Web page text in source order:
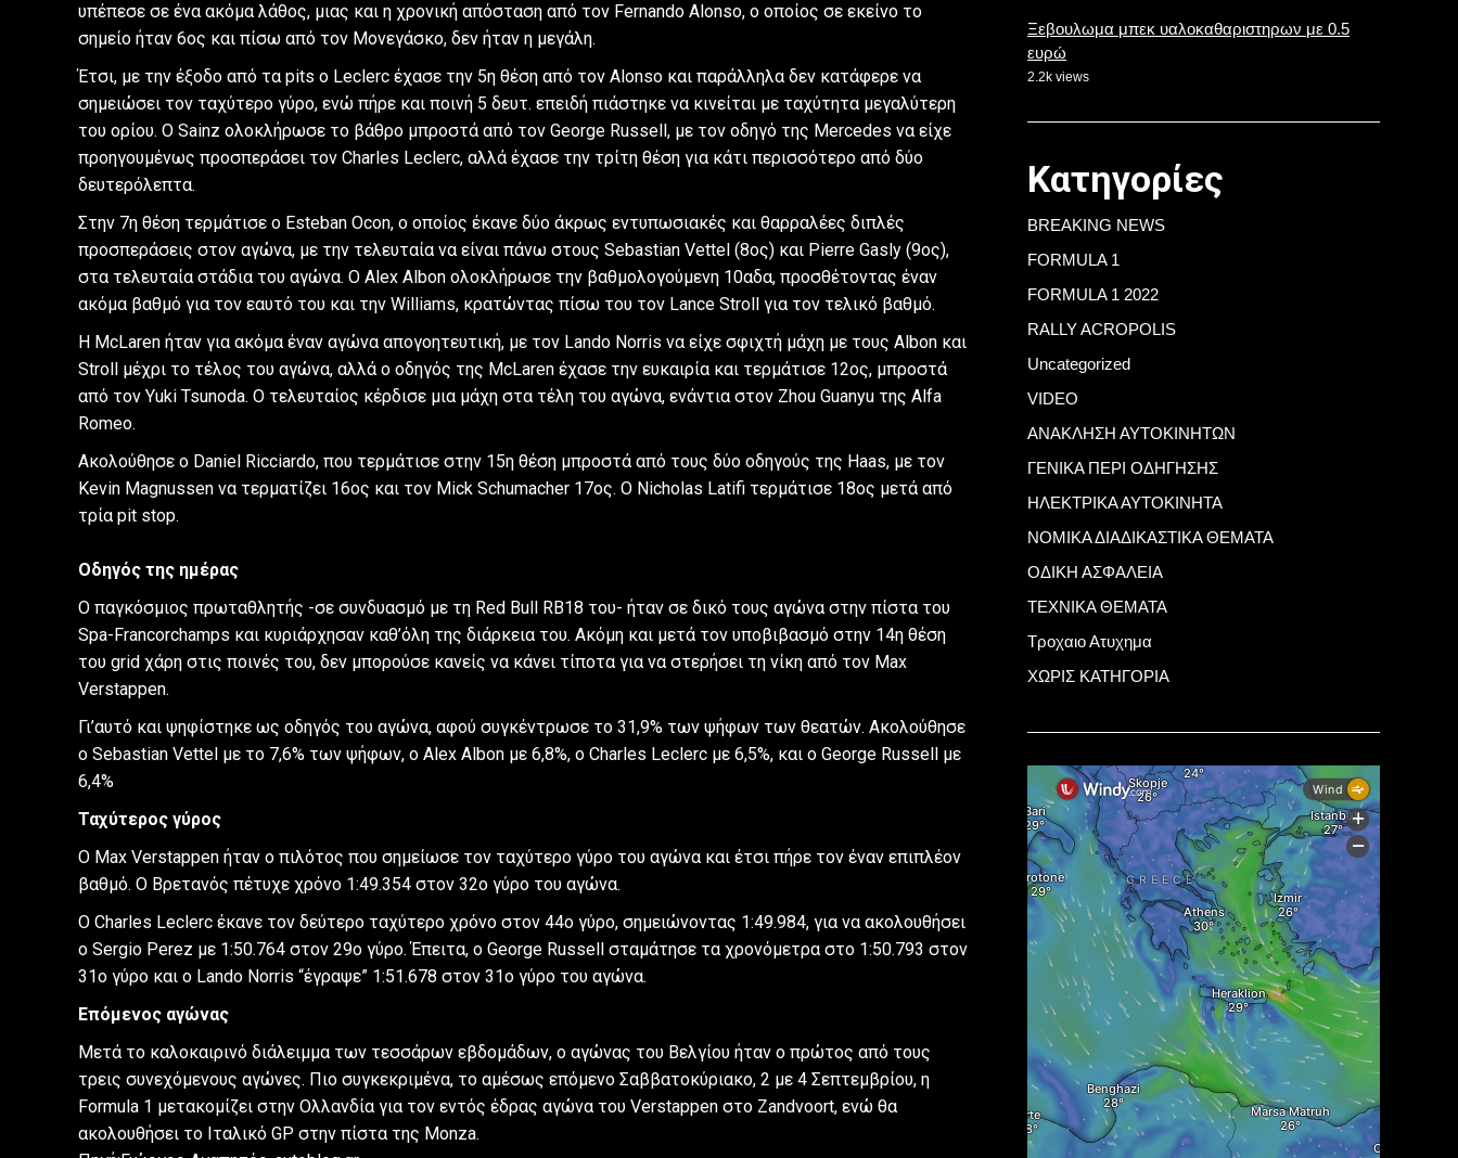
υπέπεσε σε ένα ακόμα λάθος, μιας και η χρονική απόσταση από τον Fernando Alonso, ο οποίος σε εκείνο το
σημείο ήταν 6ος και πίσω από τον Μονεγάσκο, δεν ήταν η μεγάλη.
Έτσι, με την έξοδο από τα pits ο Leclerc έχασε την 5η θέση από τον Alonso και παράλληλα δεν κατάφερε να
σημειώσει τον ταχύτερο γύρο, ενώ πήρε και ποινή 5 δευτ. επειδή πιάστηκε να κινείται με ταχύτητα μεγαλύτερη
του ορίου. Ο Sainz ολοκλήρωσε το βάθρο μπροστά από τον George Russell, με τον οδηγό της Mercedes να είχε
προηγουμένως προσπεράσει τον Charles Leclerc, αλλά έχασε την τρίτη θέση για κάτι περισσότερο από δύο
δευτερόλεπτα.
Στην 7η θέση τερμάτισε ο Esteban Ocon, ο οποίος έκανε δύο άκρως εντυπωσιακές και θαρραλέες διπλές
προσπεράσεις στον αγώνα, με την τελευταία να είναι πάνω στους Sebastian Vettel (8ος) και Pierre Gasly (9ος),
στα τελευταία στάδια του αγώνα. Ο Alex Albon ολοκλήρωσε την βαθμολογούμενη 10αδα, προσθέτοντας έναν
ακόμα βαθμό για τον εαυτό του και την Williams, κρατώντας πίσω του τον Lance Stroll για τον τελικό βαθμό.
Η McLaren ήταν για ακόμα έναν αγώνα απογοητευτική, με τον Lando Norris να είχε σφιχτή μάχη με τους Albon και
Stroll μέχρι το τέλος του αγώνα, αλλά ο οδηγός της McLaren έχασε την ευκαιρία και τερμάτισε 12ος, μπροστά
από τον Yuki Tsunoda. Ο τελευταίος κέρδισε μια μάχη στα τέλη του αγώνα, ενάντια στον Zhou Guanyu της Alfa
Romeo.
Ακολούθησε ο Daniel Ricciardo, που τερμάτισε στην 15η θέση μπροστά από τους δύο οδηγούς της Haas, με τον
Kevin Magnussen να τερματίζει 16ος και τον Mick Schumacher 17ος. Ο Nicholas Latifi τερμάτισε 18ος μετά από
τρία pit stop.
Οδηγός της ημέρας
Ο παγκόσμιος πρωταθλητής -σε συνδυασμό με τη Red Bull RB18 του- ήταν σε δικό τους αγώνα στην πίστα του
Spa-Francorchamps και κυριάρχησαν καθ’όλη της διάρκεια του. Ακόμη και μετά τον υποβιβασμό στην 14η θέση
του grid χάρη στις ποινές του, δεν μπορούσε κανείς να κάνει τίποτα για να στερήσει τη νίκη από τον Max
Verstappen.
Γι’αυτό και ψηφίστηκε ως οδηγός του αγώνα, αφού συγκέντρωσε το 31,9% των ψήφων των θεατών. Ακολούθησε
ο Sebastian Vettel με το 7,6% των ψήφων, ο Alex Albon με 6,8%, ο Charles Leclerc με 6,5%, και ο George Russell με
6,4%
Ταχύτερος γύρος
Ο Max Verstappen ήταν ο πιλότος που σημείωσε τον ταχύτερο γύρο του αγώνα και έτσι πήρε τον έναν επιπλέον
βαθμό. Ο Βρετανός πέτυχε χρόνο 1:49.354 στον 32ο γύρο του αγώνα.
Ο Charles Leclerc έκανε τον δεύτερο ταχύτερο χρόνο στον 44ο γύρο, σημειώνοντας 1:49.984, για να ακολουθήσει
ο Sergio Perez με 1:50.764 στον 29ο γύρο. Έπειτα, ο George Russell σταμάτησε τα χρονόμετρα στο 1:50.793 στον
31ο γύρο και ο Lando Norris “έγραψε” 1:51.678 στον 31ο γύρο του αγώνα.
Επόμενος αγώνας
Μετά το καλοκαιρινό διάλειμμα των τεσσάρων εβδομάδων, ο αγώνας του Βελγίου ήταν ο πρώτος από τους
τρεις συνεχόμενους αγώνες. Πιο συγκεκριμένα, το αμέσως επόμενο Σαββατοκύριακο, 2 με 4 Σεπτεμβρίου, η
Formula 1 μετακομίζει στην Ολλανδία για τον εντός έδρας αγώνα του Verstappen στο Zandvoort, ενώ θα
ακολουθήσει το Ιταλικό GP στην πίστα της Monza.
Ξεβουλωμα μπεκ υαλοκαθαριστηρων με 0.5
ευρώ
2.2k views
Κατηγορίες
BREAKING NEWS
FORMULA 1
FORMULA 1 2022
RALLY ACROPOLIS
Uncategorized
VIDEO
ΑΝΑΚΛΗΣΗ ΑΥΤΟΚΙΝΗΤΩΝ
ΓΕΝΙΚΑ ΠΕΡΙ ΟΔΗΓΗΣΗΣ
ΗΛΕΚΤΡΙΚΑ ΑΥΤΟΚΙΝΗΤΑ
ΝΟΜΙΚΑ ΔΙΑΔΙΚΑΣΤΙΚΑ ΘΕΜΑΤΑ
ΟΔΙΚΗ ΑΣΦΑΛΕΙΑ
ΤΕΧΝΙΚΑ ΘΕΜΑΤΑ
Τροχαιο Ατυχημα
ΧΩΡΙΣ ΚΑΤΗΓΟΡΙΑ